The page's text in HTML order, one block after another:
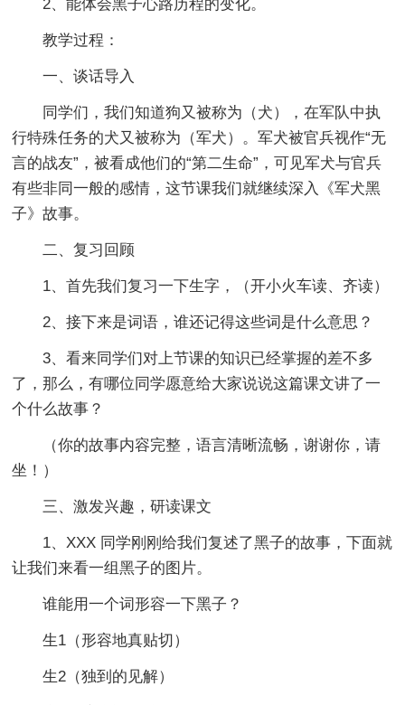
2、能体会黑子心路历程的变化。
教学过程：
一、谈话导入
同学们，我们知道狗又被称为（犬），在军队中执
行特殊任务的犬又被称为（军犬）。军犬被官兵视作“无
言的战友”，被看成他们的“第二生命”，可见军犬与官兵
有些非同一般的感情，这节课我们就继续深入《军犬黑
子》故事。
二、复习回顾
1、首先我们复习一下生字，（开小火车读、齐读）
2、接下来是词语，谁还记得这些词是什么意思？
3、看来同学们对上节课的知识已经掌握的差不多
了，那么，有哪位同学愿意给大家说说这篇课文讲了一
个什么故事？
（你的故事内容完整，语言清晰流畅，谢谢你，请
坐！）
三、激发兴趣，研读课文
1、XXX 同学刚刚给我们复述了黑子的故事，下面就
让我们来看一组黑子的图片。
谁能用一个词形容一下黑子？
生1（形容地真贴切）
生2（独到的见解）